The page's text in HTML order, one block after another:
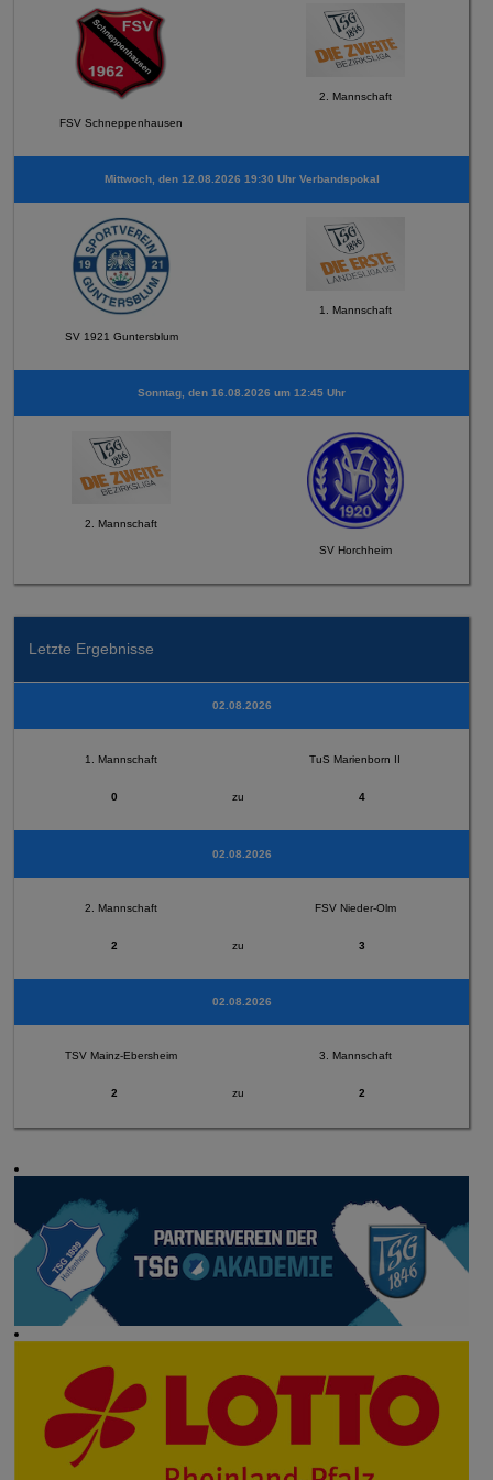
FSV Schneppenhausen
2. Mannschaft
Mittwoch, den 12.08.2026 19:30 Uhr Verbandspokal
SV 1921 Guntersblum
1. Mannschaft
Sonntag, den 16.08.2026 um 12:45 Uhr
2. Mannschaft
SV Horchheim
Letzte Ergebnisse
02.08.2026
1. Mannschaft TuS Marienborn II
0 zu 4
02.08.2026
2. Mannschaft FSV Nieder-Olm
2 zu 3
02.08.2026
TSV Mainz-Ebersheim 3. Mannschaft
2 zu 2